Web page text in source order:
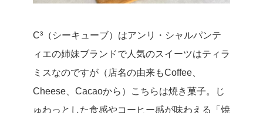
C³（シーキューブ）はアンリ・シャルパンテ
ィエの姉妹ブランドで人気のスイーツはティラ
ミスなのですが（店名の由来もCoffee、
Cheese、Cacaoから）こちらは焼き菓子。じ
ゅわっとした食感やコーヒー感が味わえる「焼